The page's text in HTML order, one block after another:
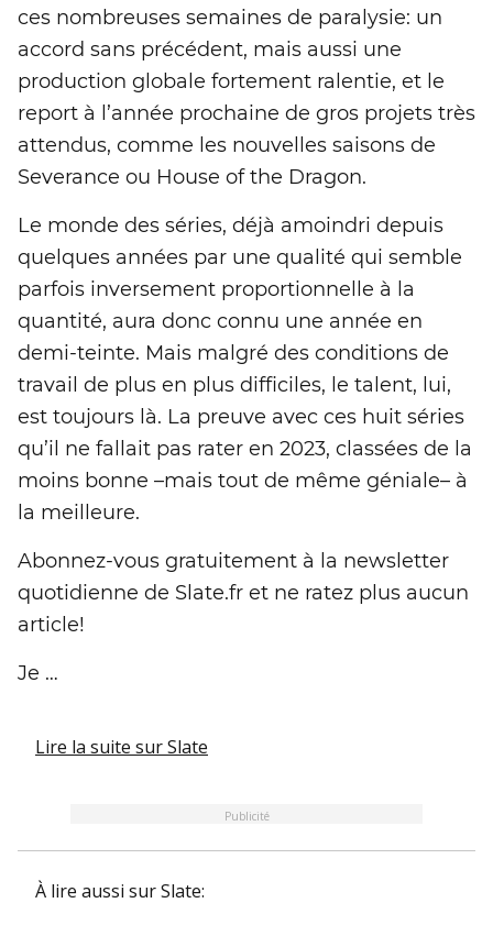
ces nombreuses semaines de paralysie: un
accord sans précédent, mais aussi une
production globale fortement ralentie, et le
report à l’année prochaine de gros projets très
attendus, comme les nouvelles saisons de
Severance ou House of the Dragon.
Le monde des séries, déjà amoindri depuis
quelques années par une qualité qui semble
parfois inversement proportionnelle à la
quantité, aura donc connu une année en
demi-teinte. Mais malgré des conditions de
travail de plus en plus difficiles, le talent, lui,
est toujours là. La preuve avec ces huit séries
qu’il ne fallait pas rater en 2023, classées de la
moins bonne –mais tout de même géniale– à
la meilleure.
Abonnez-vous gratuitement à la newsletter
quotidienne de Slate.fr et ne ratez plus aucun
article!
Je …
Lire la suite sur Slate
Publicité
À lire aussi sur Slate: